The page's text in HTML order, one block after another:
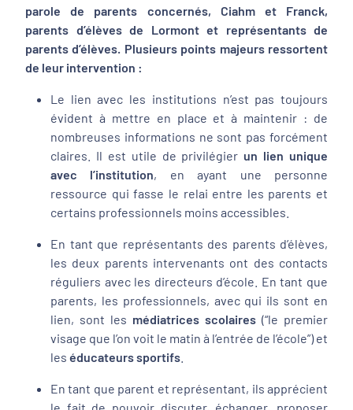
parole de parents concernés, Ciahm et Franck,
parents d’élèves de Lormont et représentants de
parents d’élèves. Plusieurs points majeurs ressortent
de leur intervention :
Le lien avec les institutions n’est pas toujours
évident à mettre en place et à maintenir : de
nombreuses informations ne sont pas forcément
claires. Il est utile de privilégier un lien unique
avec l’institution, en ayant une personne
ressource qui fasse le relai entre les parents et
certains professionnels moins accessibles.
En tant que représentants des parents d’élèves,
les deux parents intervenants ont des contacts
réguliers avec les directeurs d’école. En tant que
parents, les professionnels, avec qui ils sont en
lien, sont les médiatrices scolaires (“le premier
visage que l’on voit le matin à l’entrée de l’école”) et
les éducateurs sportifs
En tant que parent et représentant, ils apprécient